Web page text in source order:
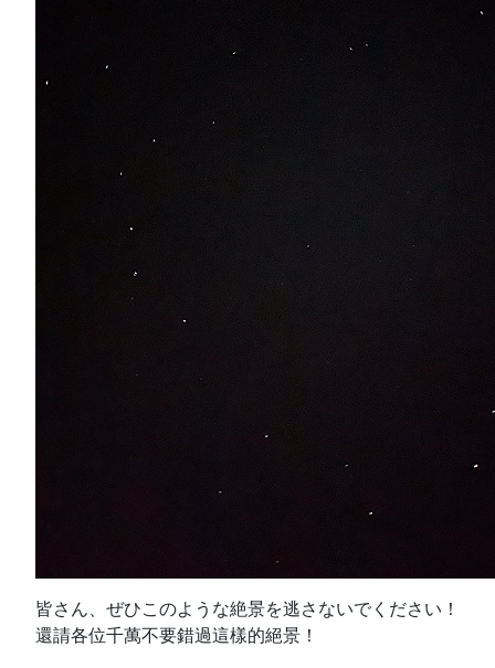
皆さん、ぜひこのような絶景を逃さないでください！
還請各位千萬不要錯過這樣的絕景！